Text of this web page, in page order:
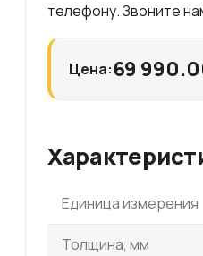
телефону. Звоните
Цена:69
Единица измерения
Толщина, мм